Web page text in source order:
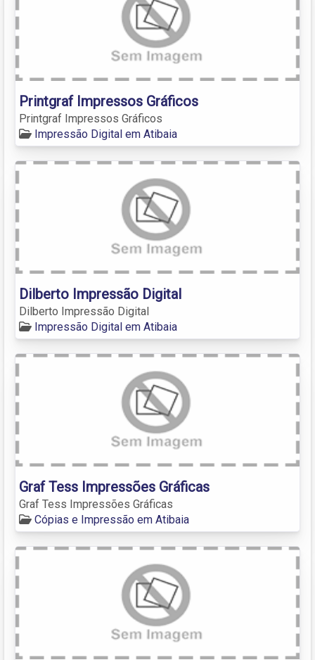
Printgraf Impressos Gráficos
Printgraf Impressos Gráficos
Impressão Digital em Atibaia
Dilberto Impressão Digital
Dilberto Impressão Digital
Impressão Digital em Atibaia
Graf Tess Impressões Gráficas
Graf Tess Impressões Gráficas
Cópias e Impressão em Atibaia